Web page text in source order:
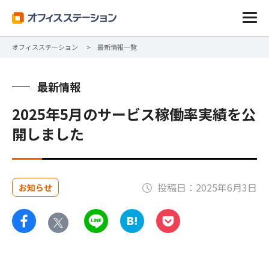
オフィスステーション 最新情報一覧
最新情報
2025年5月のサービス稼働率実績を公
開しました
お知らせ 投稿日：2025年6月3日